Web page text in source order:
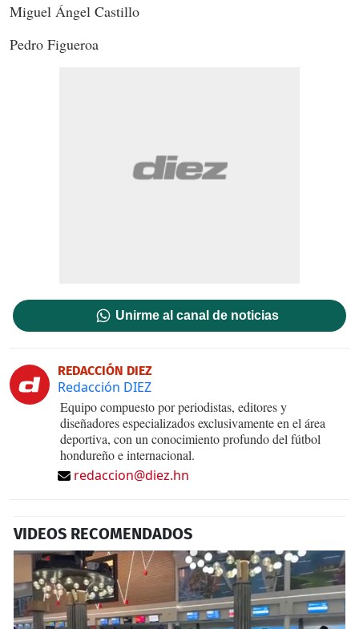
Miguel Ángel Castillo
Pedro Figueroa
Unirme al canal de noticias
REDACCIÓN DIEZ
Redacción DIEZ
Equipo compuesto por periodistas, editores y
diseñadores especializados exclusivamente en el área
deportiva, con un conocimiento profundo del fútbol
hondureño e internacional.
redaccion@diez.hn
VIDEOS RECOMENDADOS